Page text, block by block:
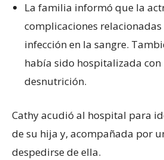
La familia informó que la
complicaciones
infección en la sangre.
había sido hospitalizada
desnutrición.
Cathy acudió al hospital para
de su hija y, acompañada por
despedirse de ella.